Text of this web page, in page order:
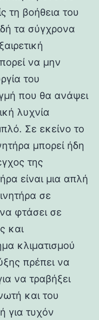
τη βοήθεια του
τα σύγχρονα
να μην
του
που θα ανάψει
λυχνία
Σε εκείνο το
μπορεί ήδη
της
είναι μια απλή
σε
φτάσει σε
και
κλιματισμού
πρέπει να
να τραβήξει
και του
για τυχόν